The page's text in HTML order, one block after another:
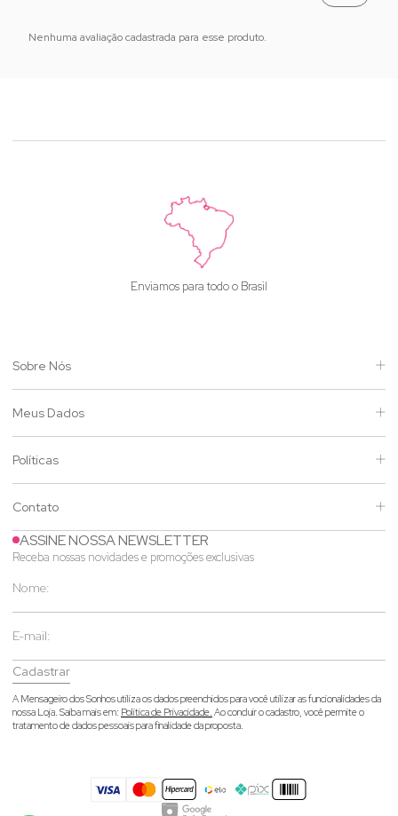
Nenhuma avaliação cadastrada para esse produto.
Enviamos para todo o Brasil
Sobre Nós
Meus Dados
Políticas
Contato
ASSINE NOSSA NEWSLETTER
Receba nossas novidades e promoções exclusivas
Cadastrar
A Mensageiro dos Sonhos utiliza os dados preenchidos para você utilizar as funcionalidades da
nossa Loja. Saiba mais em: Política de Privacidade. Ao concluir o cadastro, você permite o
tratamento de dados pessoais para finalidade da proposta.